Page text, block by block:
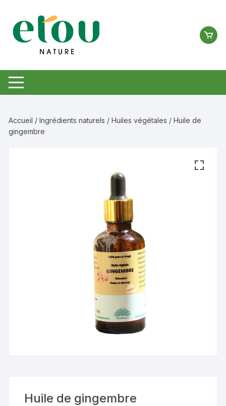
contenu
Accueil /Ingrédients naturels /Huiles végétales / Huile de
gingembre
Huile de gingembre